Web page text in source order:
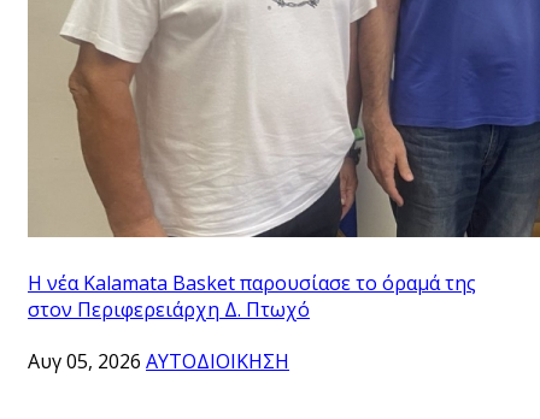
Η νέα Kalamata Basket παρουσίασε το όραμά της
στον Περιφερειάρχη Δ. Πτωχό
Αυγ 05, 2026 ΑΥΤΟΔΙΟΙΚΗΣΗ